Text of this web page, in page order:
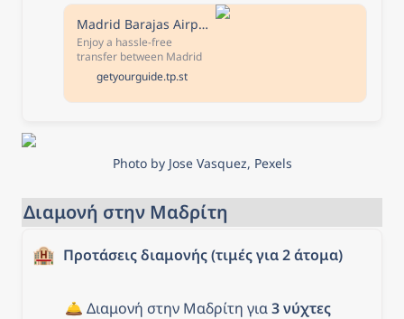
Madrid Barajas Airport: Transfer to/from Atocha Bus Station
Enjoy a hassle-free
transfer between Madrid
Barajas International
Airport and Madrid Atocha
Bus Station. Feel relaxed
getyourguide.tp.st
Photo by Jose Vasquez, Pexels
Διαμονή στην Μαδρίτη
🏨 Προτάσεις διαμονής (τιμές για 2 άτομα)
🛎️ Διαμονή στην Μαδρίτη για 3 νύχτες